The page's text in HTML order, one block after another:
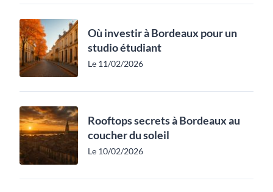
Où investir à Bordeaux pour un
studio étudiant
Le 11/02/2026
Rooftops secrets à Bordeaux au
coucher du soleil
Le 10/02/2026